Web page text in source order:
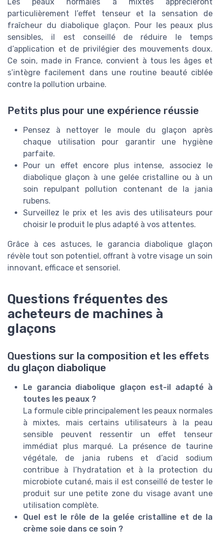
particulièrement l’effet tenseur et la sensation de
fraîcheur du diabolique glaçon. Pour les peaux plus
sensibles, il est conseillé de réduire le temps
d’application et de privilégier des mouvements doux.
Ce soin, made in France, convient à tous les âges et
s’intègre facilement dans une routine beauté ciblée
contre la pollution urbaine.
Petits plus pour une expérience réussie
Pensez à nettoyer le moule du glaçon après
chaque utilisation pour garantir une hygiène
parfaite.
Pour un effet encore plus intense, associez le
diabolique glaçon à une gelée cristalline ou à un
soin repulpant pollution contenant de la jania
rubens.
Surveillez le prix et les avis des utilisateurs pour
choisir le produit le plus adapté à vos attentes.
Grâce à ces astuces, le garancia diabolique glaçon
révèle tout son potentiel, offrant à votre visage un soin
innovant, efficace et sensoriel.
Questions fréquentes des
acheteurs de machines à
glaçons
Questions sur la composition et les effets
du glaçon diabolique
Le garancia diabolique glaçon est-il adapté à
toutes les peaux ?
La formule cible principalement les peaux normales
à mixtes, mais certains utilisateurs à la peau
sensible peuvent ressentir un effet tenseur
immédiat plus marqué. La présence de taurine
végétale, de jania rubens et d’acid sodium
contribue à l’hydratation et à la protection du
microbiote cutané, mais il est conseillé de tester le
produit sur une petite zone du visage avant une
utilisation complète.
Quel est le rôle de la gelée cristalline et de la
crème soie dans ce soin ?